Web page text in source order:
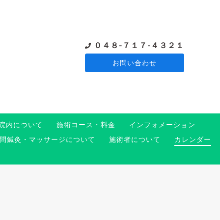
０４８-７１７-４３２１
お問い合わせ
内について 施術コース・料金
インフォメーション
問鍼灸・マッサージについて 施術者について
カレンダー